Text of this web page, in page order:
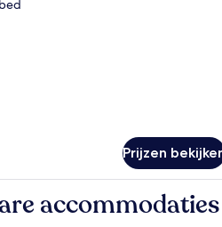
Prijzen
accommodaties